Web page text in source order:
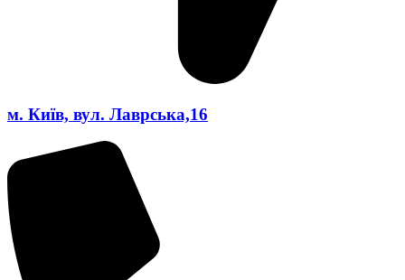
м. Київ, вул. Лаврська,16